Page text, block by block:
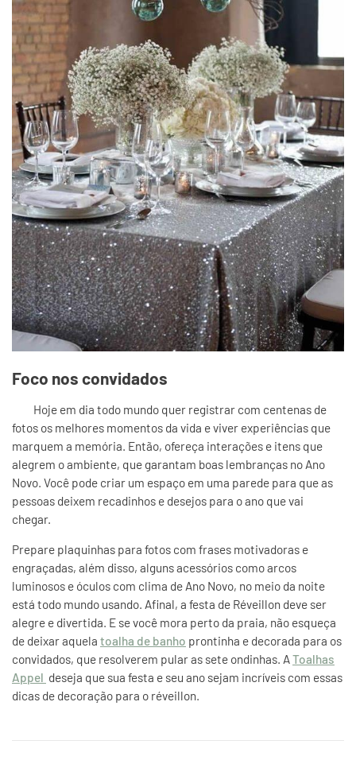
Foco nos convidados
Hoje em dia todo mundo quer registrar com centenas de
fotos os melhores momentos da vida e viver experiências que
marquem a memória. Então, ofereça interações e itens que
alegrem o ambiente, que garantam boas lembranças no Ano
Novo. Você pode criar um espaço em uma parede para que as
pessoas deixem recadinhos e desejos para o ano que vai
chegar.
Prepare plaquinhas para fotos com frases motivadoras e
engraçadas, além disso, alguns acessórios como arcos
luminosos e óculos com clima de Ano Novo, no meio da noite
está todo mundo usando. Afinal, a festa de Réveillon deve ser
alegre e divertida. E se você mora perto da praia, não esqueça
de deixar aquela toalha de banho prontinha e decorada para os
convidados, que resolverem pular as sete ondinhas. AToalhas
Appel deseja que sua festa e seu ano sejam incríveis com essas
dicas de decoração para o réveillon.